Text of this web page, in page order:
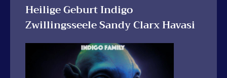
Heilige Geburt Indigo
Zwillingsseele Sandy Clarx Havasi